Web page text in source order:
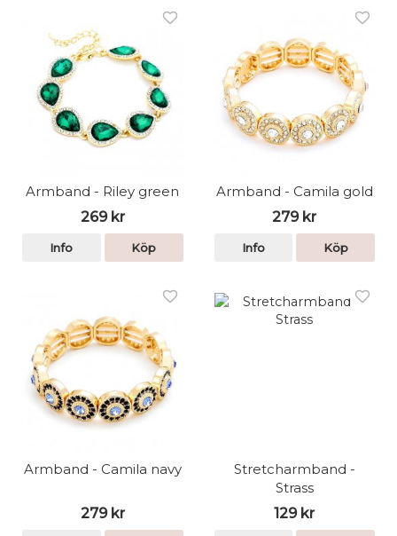
Armband - Riley green
269 kr
Info Köp
Armband - Camila gold
279 kr
Info Köp
Armband - Camila navy
279 kr
Stretcharmband -
Strass
129 kr